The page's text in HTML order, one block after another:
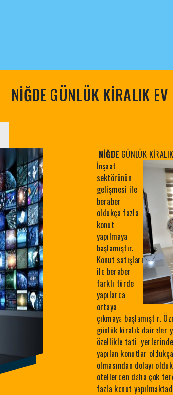
NİĞDE GÜNLÜK KİRALIK EV
NİĞDE GÜNLÜK
İnşaat
sektörünün
gelişmesi ile
beraber
oldukça fazla
konut
yapılmaya
başlamıştır.
Konut satışları
ile beraber
farklı türde
yapılarda
ortaya
çıkmaya başlamıştır.
günlük kiralık daireler
özellikle tatil
yapılan konutlar
olmasından dolayı
otellerden daha çok
fazla konut